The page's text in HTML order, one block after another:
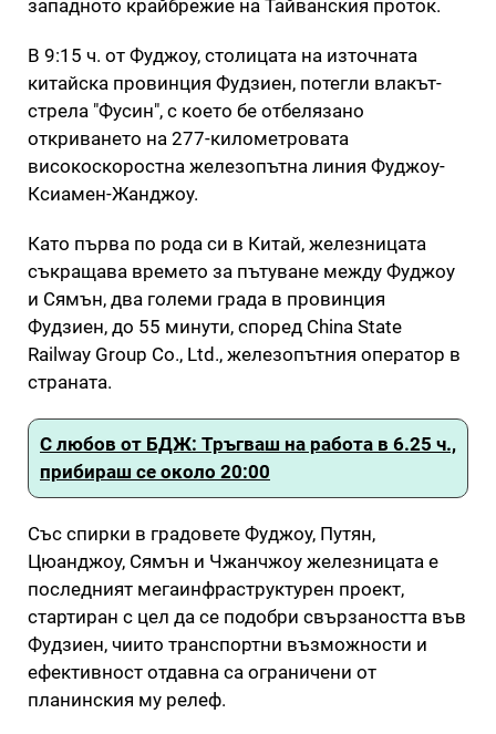
западното крайбрежие на Тайванския проток.
В 9:15 ч. от Фуджоу, столицата на източната
китайска провинция Фудзиен, потегли влакът-
стрела "Фусин", с което бе отбелязано
откриването на 277-километровата
високоскоростна железопътна линия Фуджоу-
Ксиамен-Жанджоу.
Като първа по рода си в Китай, железницата
съкращава времето за пътуване между Фуджоу
и Сямън, два големи града в провинция
Фудзиен, до 55 минути, според China State
Railway Group Co., Ltd., железопътния оператор в
страната.
С любов от БДЖ: Тръгваш на работа в 6.25 ч.,
прибираш се около 20:00
Със спирки в градовете Фуджоу, Путян,
Цюанджоу, Сямън и Чжанчжоу железницата е
последният мегаинфраструктурен проект,
стартиран с цел да се подобри свързаността във
Фудзиен, чиито транспортни възможности и
ефективност отдавна са ограничени от
планинския му релеф.